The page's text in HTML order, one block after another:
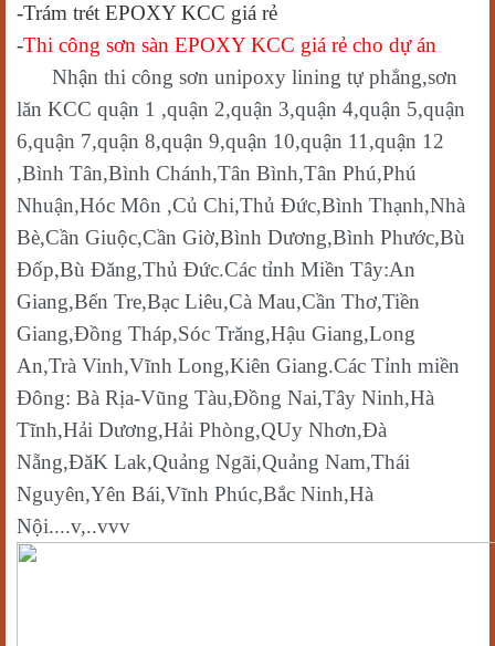
-Trám trét EPOXY KCC giá rẻ
-Thi công sơn sàn EPOXY KCC giá rẻ cho dự án
Nhận thi công sơn unipoxy lining tự phẳng,sơn
lăn KCC quận 1 ,quận 2,quận 3,quận 4,quận 5,quận
6,quận 7,quận 8,quận 9,quận 10,quận 11,quận 12
,Bình Tân,Bình Chánh,Tân Bình,Tân Phú,Phú
Nhuận,Hóc Môn ,Củ Chi,Thủ Đức,Bình Thạnh,Nhà
Bè,Cần Giuộc,Cần Giờ,Bình Dương,Bình Phước,Bù
Đốp,Bù Đăng,Thủ Đức.Các tỉnh Miền Tây:An
Giang,Bến Tre,Bạc Liêu,Cà Mau,Cần Thơ,Tiền
Giang,Đồng Tháp,Sóc Trăng,Hậu Giang,Long
An,Trà Vinh,Vĩnh Long,Kiên Giang.Các Tỉnh miền
Đông: Bà Rịa-Vũng Tàu,Đồng Nai,Tây Ninh,Hà
Tĩnh,Hải Dương,Hải Phòng,QUy Nhơn,Đà
Nẵng,ĐăK Lak,Quảng Ngãi,Quảng Nam,Thái
Nguyên,Yên Bái,Vĩnh Phúc,Bắc Ninh,Hà
Nội....v,..vvv